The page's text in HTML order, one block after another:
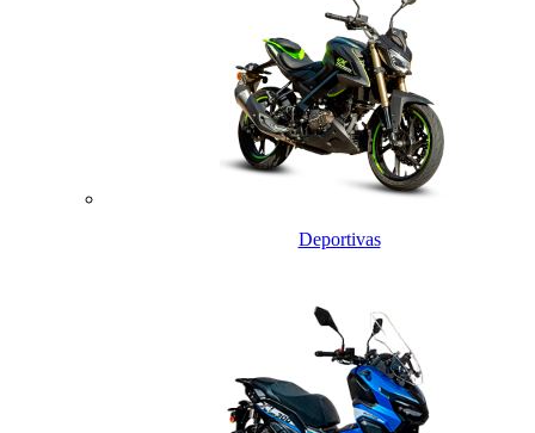
Deportivas